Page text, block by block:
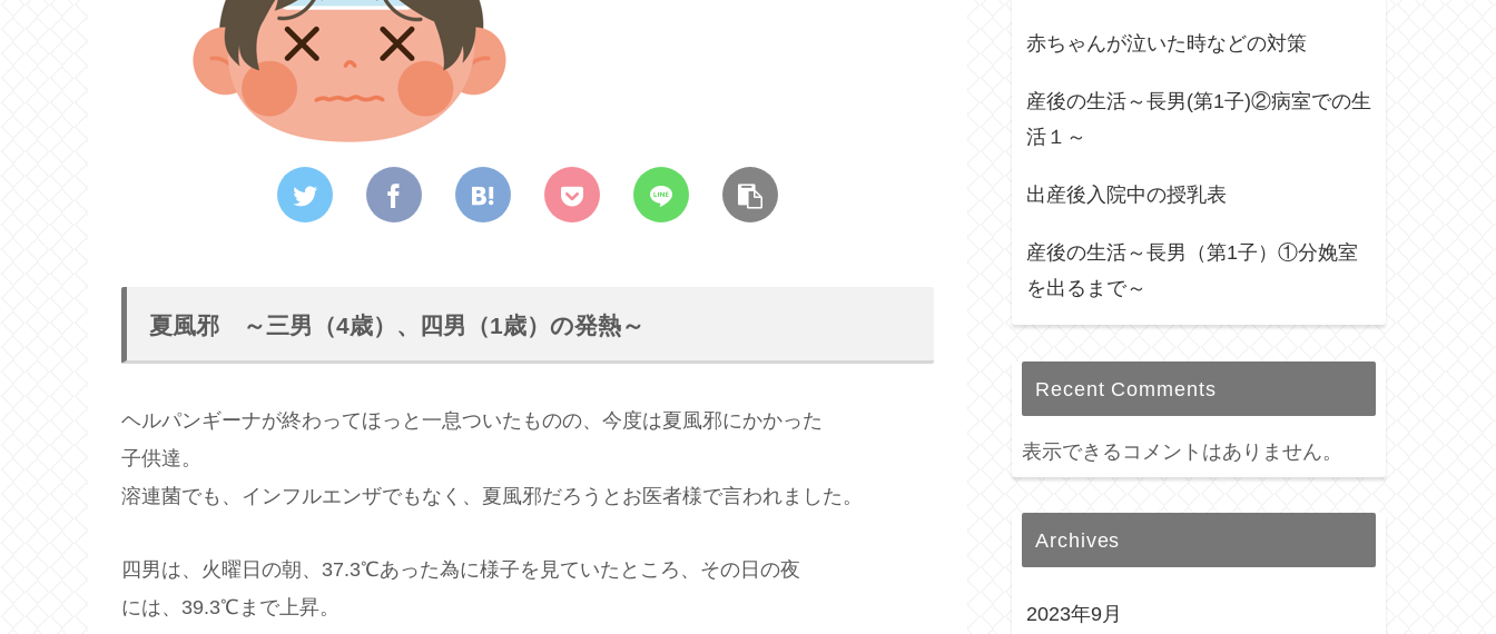
夏風邪 ～三男（4歳）、四男（1歳）の発熱～
ヘルパンギーナが終わってほっと一息ついたものの、今度は夏風邪にかかった
子供達。
溶連菌でも、インフルエンザでもなく、夏風邪だろうとお医者様で言われました。
四男は、火曜日の朝、37.3℃あった為に様子を見ていたところ、その日の夜
には、39.3℃まで上昇。
赤ちゃんが泣いた時などの対策
産後の生活～長男(第1子)②病室での生
活１～
出産後入院中の授乳表
産後の生活～長男（第1子）①分娩室
を出るまで～
Recent Comments
表示できるコメントはありません。
Archives
2023年9月